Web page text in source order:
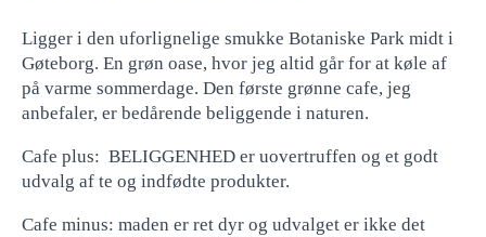
Ligger i den uforlignelige smukke Botaniske Park midt i
Gøteborg. En grøn oase, hvor jeg altid går for at køle af
på varme sommerdage. Den første grønne cafe, jeg
anbefaler, er bedårende beliggende i naturen.
Cafe plus: BELIGGENHED er uovertruffen og et godt
udvalg af te og indfødte produkter.
Cafe minus: maden er ret dyr og udvalget er ikke det